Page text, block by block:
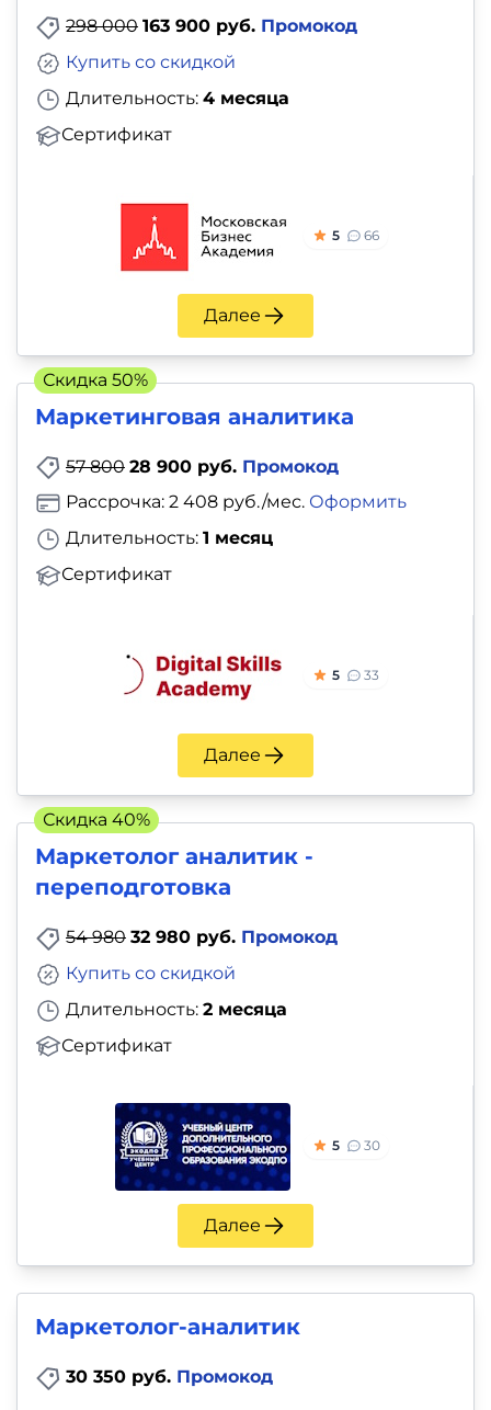
298 000 163 900 руб. Промокод
Длительность: 4 месяца
Сертификат
Купить со скидкой
5 66
Далее
Маркетинговая аналитика
57 800 28 900 руб. Промокод
Длительность: 1 месяц
Сертификат
Рассрочка: 2 408 руб./мес. Оформить
5 33
Далее
Скидка 50%
Маркетолог аналитик -
переподготовка
54 980 32 980 руб. Промокод
Длительность: 2 месяца
Сертификат
Купить со скидкой
5 30
Далее
Скидка 40%
Маркетолог-аналитик
30 350 руб. Промокод